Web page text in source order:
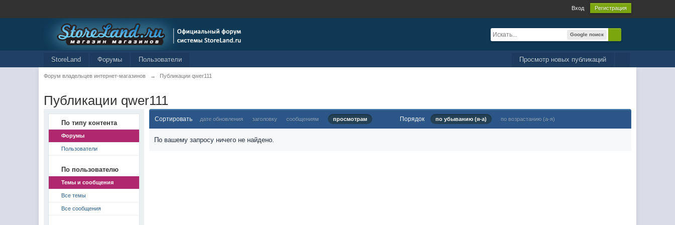
Вход Регистрация
Google поиск
Просмотр новых публикаций
StoreLand Форумы Пользователи
Форум владельцев интернет-магазинов → Публикации qwer111
Публикации qwer111
По типу контента
Форумы
Пользователи
По пользователю
Темы и сообщения
Все темы
Все сообщения
Сортировать дате обновления заголовку сообщениям просмотрам Порядок по убыванию (я-а) по возрастанию (а-я)
По вашему запросу ничего не найдено.